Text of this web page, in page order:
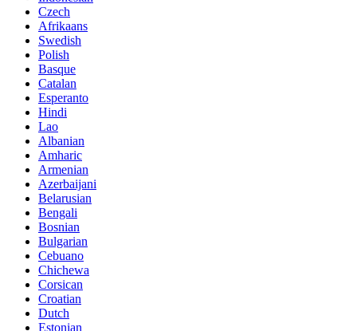
Czech
Afrikaans
Swedish
Polish
Basque
Catalan
Esperanto
Hindi
Lao
Albanian
Amharic
Armenian
Azerbaijani
Belarusian
Bengali
Bosnian
Bulgarian
Cebuano
Chichewa
Corsican
Croatian
Dutch
Estonian